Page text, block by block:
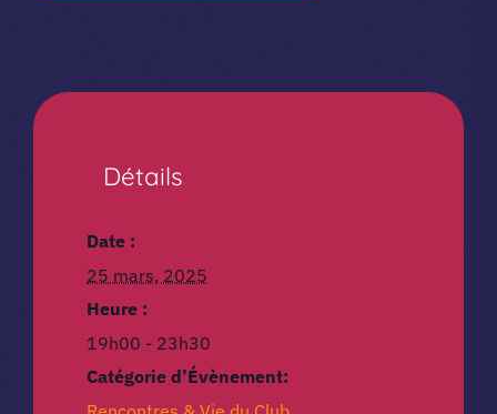
Détails
Date :
25 mars, 2025
Heure :
19h00 - 23h30
Catégorie d’Évènement: